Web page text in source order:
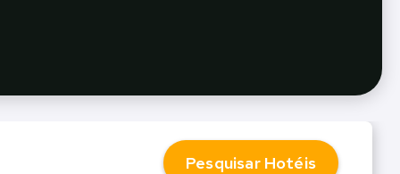
Pesquisar Hotéis